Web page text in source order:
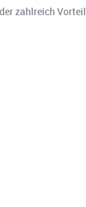
zahlreich